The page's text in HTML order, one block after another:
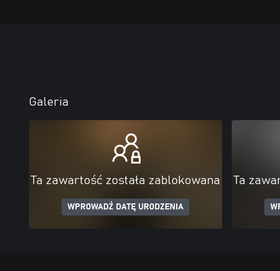
Galeria
Ta zawartość została zablokowana
WPROWADŹ DATĘ URODZENIA
Ta